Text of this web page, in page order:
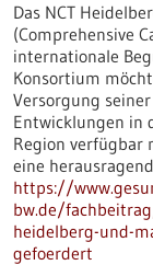
Das NCT
(Comprehensive
internationale
Konsortium
Versorgung
Entwicklungen in
Region verfügbar
eine
https://
bw.de/
heidelberg-und-
gefoerdert